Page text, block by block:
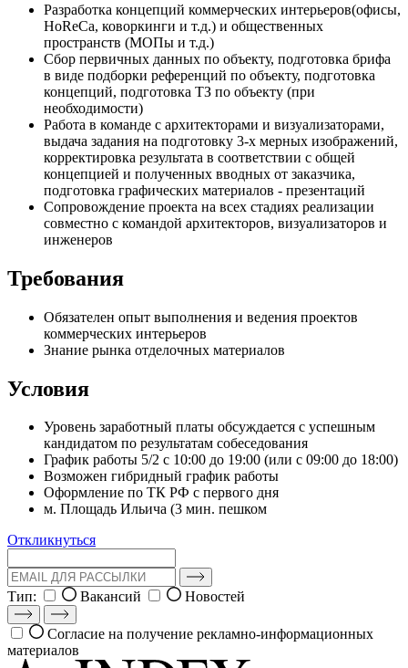
Разработка концепций коммерческих интерьеров(офисы,
HoReCa, коворкинги и т.д.) и общественных
пространств (МОПы и т.д.)
Сбор первичных данных по объекту, подготовка брифа
в виде подборки референций по объекту, подготовка
концепций, подготовка ТЗ по объекту (при
необходимости)
Работа в команде с архитекторами и визуализаторами,
выдача задания на подготовку 3-х мерных изображений,
корректировка результата в соответствии с общей
концепцией и полученных вводных от заказчика,
подготовка графических материалов - презентаций
Сопровождение проекта на всех стадиях реализации
совместно с командой архитекторов, визуализаторов и
инженеров
Требования
Обязателен опыт выполнения и ведения проектов
коммерческих интерьеров
Знание рынка отделочных материалов
Условия
Уровень заработный платы обсуждается с успешным
кандидатом по результатам собеседования
График работы 5/2 с 10:00 до 19:00 (или с 09:00 до 18:00)
Возможен гибридный график работы
Оформление по ТК РФ с первого дня
м. Площадь Ильича (3 мин. пешком
Откликнуться
Тип: Вакансий Новостей
Согласие на получение рекламно-информационных
материалов